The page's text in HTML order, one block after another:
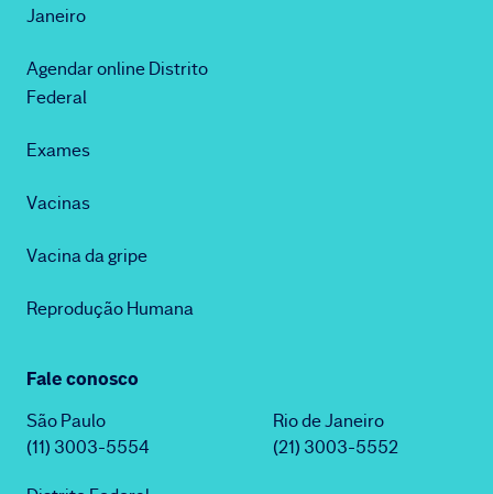
Janeiro
Agendar online Distrito
Federal
Exames
Vacinas
Vacina da gripe
Reprodução Humana
Fale conosco
São Paulo
(11) 3003-5554
Rio de Janeiro
(21) 3003-5552